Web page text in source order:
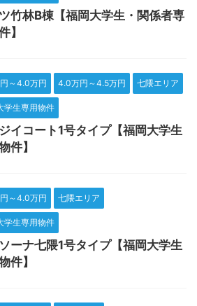
竹林B棟【福岡大学生・関係者専
】
～4.0万円 4.0万円～4.5万円 七隈エリア
学生専用物件
イコート1号タイプ【福岡大学生
件】
～4.0万円 七隈エリア
学生専用物件
ーナ七隈1号タイプ【福岡大学生
件】